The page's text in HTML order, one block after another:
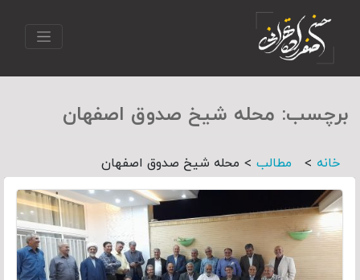
برچسب: محله شیخ صدوق اصفهان
خانه > مطالب > محله شیخ صدوق اصفهان